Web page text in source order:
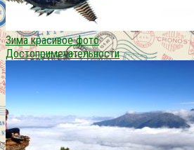
Зима красивое фото
Достопримечательности